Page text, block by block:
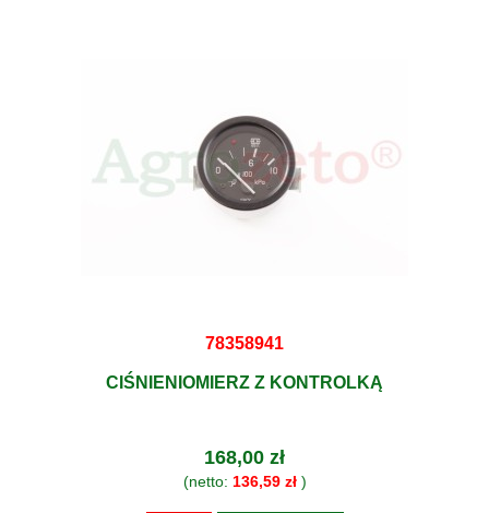
78358941
CIŚNIENIOMIERZ Z KONTROLKĄ
168,00 zł
(netto: 136,59 zł)